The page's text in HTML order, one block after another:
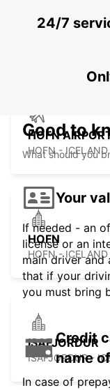
EGILSSTADIR
HOFN
HOFN - ICELAND
HOFN
HOFN - ICELAND
ISAFJORDUR
ISAFJORDUR -
24/7
Good to
What should you
Your
If needed - an
license or an
main driver and
that if your
you must bring
Credit
name
In case of